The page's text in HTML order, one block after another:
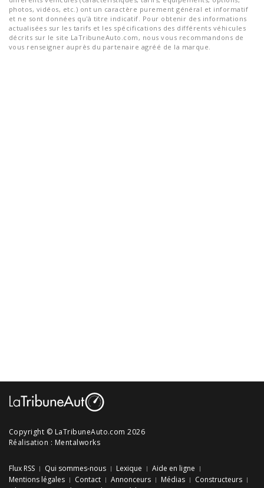
photos, vidéos, etc.) ont un caractère purement général et informatif
et ne sont données qu'à titre indicatif. Pour obtenir des informations
actualisées sur les tarifs et les spécifications des différents véhicules
décrits sur le site LaTribuneAuto.com, nous vous recommandons de
vous renseigner auprès du partenaire agréé de la marque.
Copyright © LaTribuneAuto.com 2026
Réalisation : Mentalworks
Flux RSS Qui sommes-nous Lexique
Aide en ligne
Mentions légales
Contact Annonceurs Médias
Constructeurs